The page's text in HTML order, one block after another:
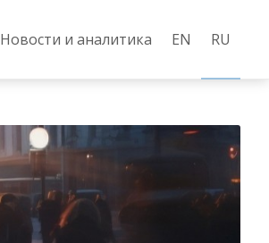
Новости и аналитика EN RU